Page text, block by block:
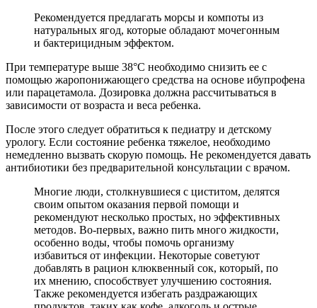
Рекомендуется предлагать морсы и компоты из
натуральных ягод, которые обладают мочегонным
и бактерицидным эффектом.
При температуре выше 38°С необходимо снизить ее с
помощью жаропонижающего средства на основе ибупрофена
или парацетамола. Дозировка должна рассчитываться в
зависимости от возраста и веса ребенка.
После этого следует обратиться к педиатру и детскому
урологу. Если состояние ребенка тяжелое, необходимо
немедленно вызвать скорую помощь. Не рекомендуется давать
антибиотики без предварительной консультации с врачом.
Многие люди, столкнувшиеся с циститом, делятся
своим опытом оказания первой помощи и
рекомендуют несколько простых, но эффективных
методов. Во-первых, важно пить много жидкости,
особенно воды, чтобы помочь организму
избавиться от инфекции. Некоторые советуют
добавлять в рацион клюквенный сок, который, по
их мнению, способствует улучшению состояния.
Также рекомендуется избегать раздражающих